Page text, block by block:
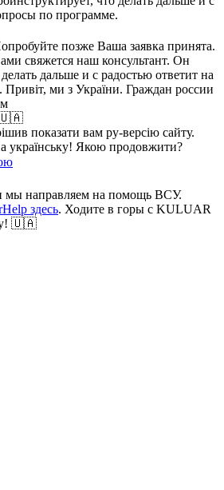
по программе.
позже Ваша заявка принята.
свяжется наш консультант. Он
дальше и с радостью ответит на
Привіт, ми з України. Граждан россии
🇺🇦
показати вам ру-версію сайту.
українську! Якою продовжити?
мы направляем на помощь ВСУ.
здесь. Ходите в горы с KULUAR
🇺🇦